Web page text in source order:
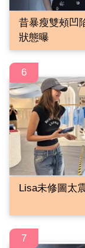
昔暴瘦雙頰
狀態曝
6
Lisa未修圖太
7